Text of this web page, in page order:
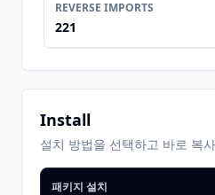
REVERSE IMPORTS
221
Install
설치 방법을 선택하고 바로 복
패키지 설치